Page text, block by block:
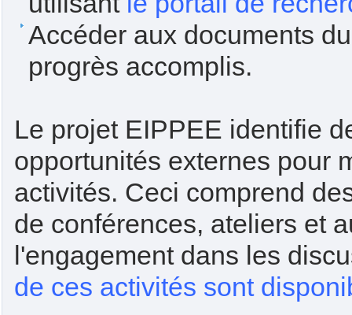
Accéder aux documents
progrès accomplis.
Le projet EIPPEE identifie
opportunités externes pour
activités. Ceci comprend
de conférences, ateliers et
l'engagement dans les
de ces activités sont